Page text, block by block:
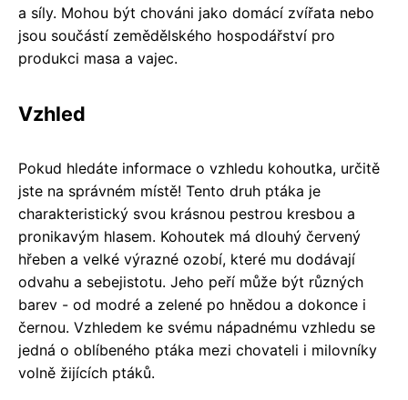
a síly. Mohou být chováni jako domácí zvířata nebo
jsou součástí zemědělského hospodářství pro
produkci masa a vajec.
Vzhled
Pokud hledáte informace o vzhledu kohoutka, určitě
jste na správném místě! Tento druh ptáka je
charakteristický svou krásnou pestrou kresbou a
pronikavým hlasem. Kohoutek má dlouhý červený
hřeben a velké výrazné ozobí, které mu dodávají
odvahu a sebejistotu. Jeho peří může být různých
barev - od modré a zelené po hnědou a dokonce i
černou. Vzhledem ke svému nápadnému vzhledu se
jedná o oblíbeného ptáka mezi chovateli i milovníky
volně žijících ptáků.